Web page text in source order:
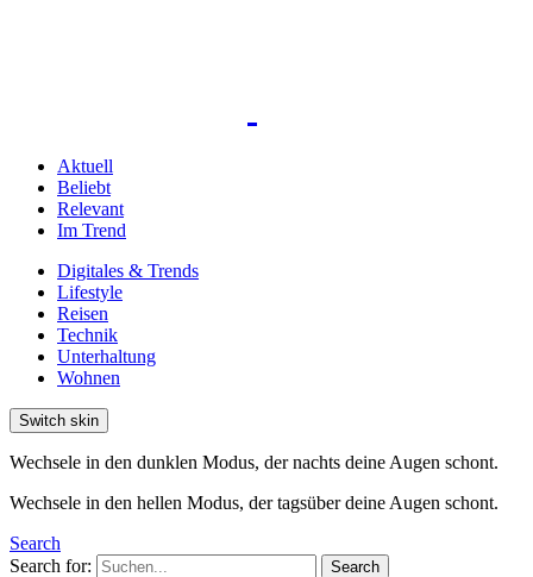
Aktuell
Beliebt
Relevant
Im Trend
Digitales & Trends
Lifestyle
Reisen
Technik
Unterhaltung
Wohnen
Switch skin
Wechsele in den dunklen Modus, der nachts deine Augen schont.
Wechsele in den hellen Modus, der tagsüber deine Augen schont.
Search
Search for:
Search